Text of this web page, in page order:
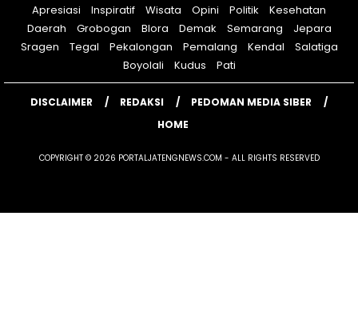
Apresiasi
Inspiratif Wisata Opini Politik
Kesehatan
Daerah
Grobogan Blora Demak Semarang
Jepara
Sragen
Tegal Pekalongan Pemalang Kendal
Salatiga
Boyolali
Kudus Pati
DISCLAIMER REDAKSI
PEDOMAN MEDIA SIBER
HOME
COPYRIGHT © 2026 PORTALJATENGNEWS.COM - ALL RIGHTS RESERVED